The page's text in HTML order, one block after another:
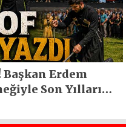
Başkan Erdem
Son Yılların